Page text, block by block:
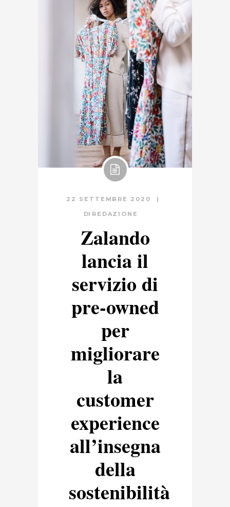
22 SETTEMBRE 2020
DI REDAZIONE
Zalando
lancia il
servizio di
pre-owned
per
migliorare
la
customer
experience
all’insegna
della
sostenibilità